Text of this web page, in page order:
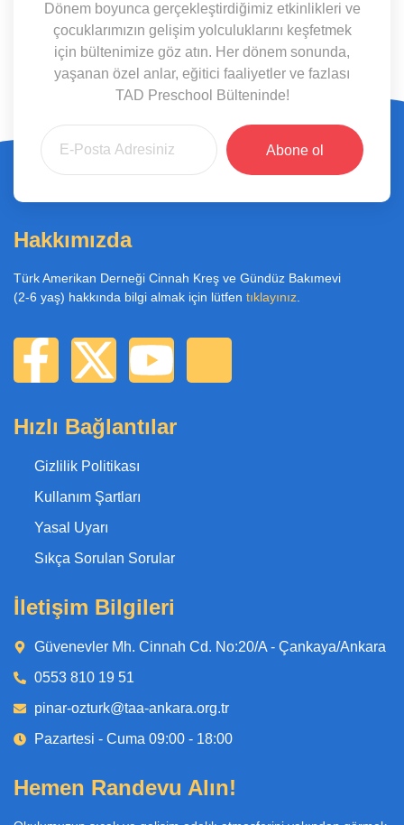
Dönem boyunca gerçekleştirdiğimiz etkinlikleri ve
çocuklarımızın gelişim yolculuklarını keşfetmek
için bültenimize göz atın. Her dönem sonunda,
yaşanan özel anlar, eğitici faaliyetler ve fazlası
TAD Preschool Bülteninde!
Abone ol
Hakkımızda
Türk Amerikan Derneği Cinnah Kreş ve Gündüz Bakımevi
(2-6 yaş) hakkında bilgi almak için lütfen tıklayınız
Hızlı Bağlantılar
Gizlilik Politikası
Kullanım Şartları
Yasal Uyarı
Sıkça Sorulan Sorular
İletişim Bilgileri
Güvenevler Mh. Cinnah Cd. No:20/A - Çankaya/Ankara
0553 810 19 51
pinar-ozturk@taa-ankara.org.tr
Pazartesi - Cuma 09:00 - 18:00
Hemen Randevu Alın!